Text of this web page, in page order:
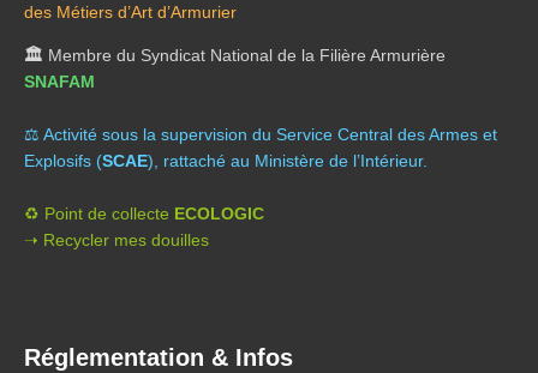
des Métiers d’Art d’Armurier
🏛️ Membre du Syndicat National de la Filière Armurière
SNAFAM
⚖️ Activité sous la supervision du Service Central des Armes et
Explosifs (SCAE), rattaché au Ministère de l’Intérieur.
♻️ Point de collecte ECOLOGIC
➝ Recycler mes douilles
Réglementation & Infos